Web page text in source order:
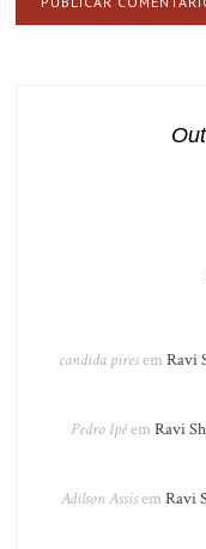
candida piresem Ravi
Pedro Ipêem Ravi
Adilson Assisem Ravi